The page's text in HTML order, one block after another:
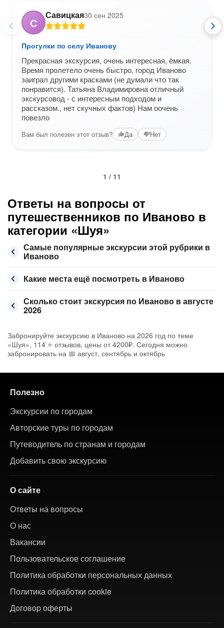
С
Савицкая30 сен 2025
Прогулки по селу Иванову
Прекрасная экскурсия, очень интересная, ёмкая.
Время пролетело очень быстро, город Иваново
заиграл другими красками (не думали что так
понравится). Татьяна Владимировна отличный
экскурсовод - с интересным подходом и
рассказом., нет скучных фактов) Нам оочень
повезло
Вам был полезен этот отзыв? Да Нет
1 / 11
Ответы на вопросы от
путешественников по Иваново в
категории «Шуя»
Самые популярные экскурсии этой рубрики в
Иваново
Какие места ещё посмотреть в Иваново
Сколько стоит экскурсия по Иваново в августе
2026
Забронируйте экскурсию в Иваново на 2026 год по теме
«Шуя», 114 ⭐ отзывов, цены от 4200₽. Сегодня можно
забронировать на 📅 август, сентябрь и октябрь
Полезно
Экскурсии по городам
Авторские туры по городам
Путеводитель по странам и городам
Добавить свою экскурсию
О сайте
Ответы на вопросы
О нас
Вакансии
Пользовательское соглашение
Политика обработки персональных данных
Политика обработки cookie
Договор оферты